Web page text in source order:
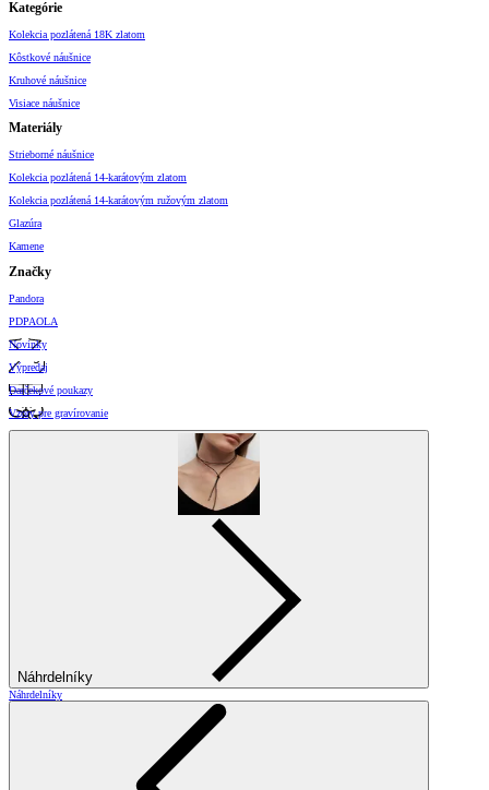
Kategórie
Kolekcia pozlátená 18K zlatom
Kôstkové náušnice
Kruhové náušnice
Visiace náušnice
Materiály
Strieborné náušnice
Kolekcia pozlátená 14-karátovým zlatom
Kolekcia pozlátená 14-karátovým ružovým zlatom
Glazúra
Kamene
Značky
Pandora
PDPAOLA
Novinky
Výpredaj
Darčekové poukazy
Vzory pre gravírovanie
Náhrdelníky
Náhrdelníky